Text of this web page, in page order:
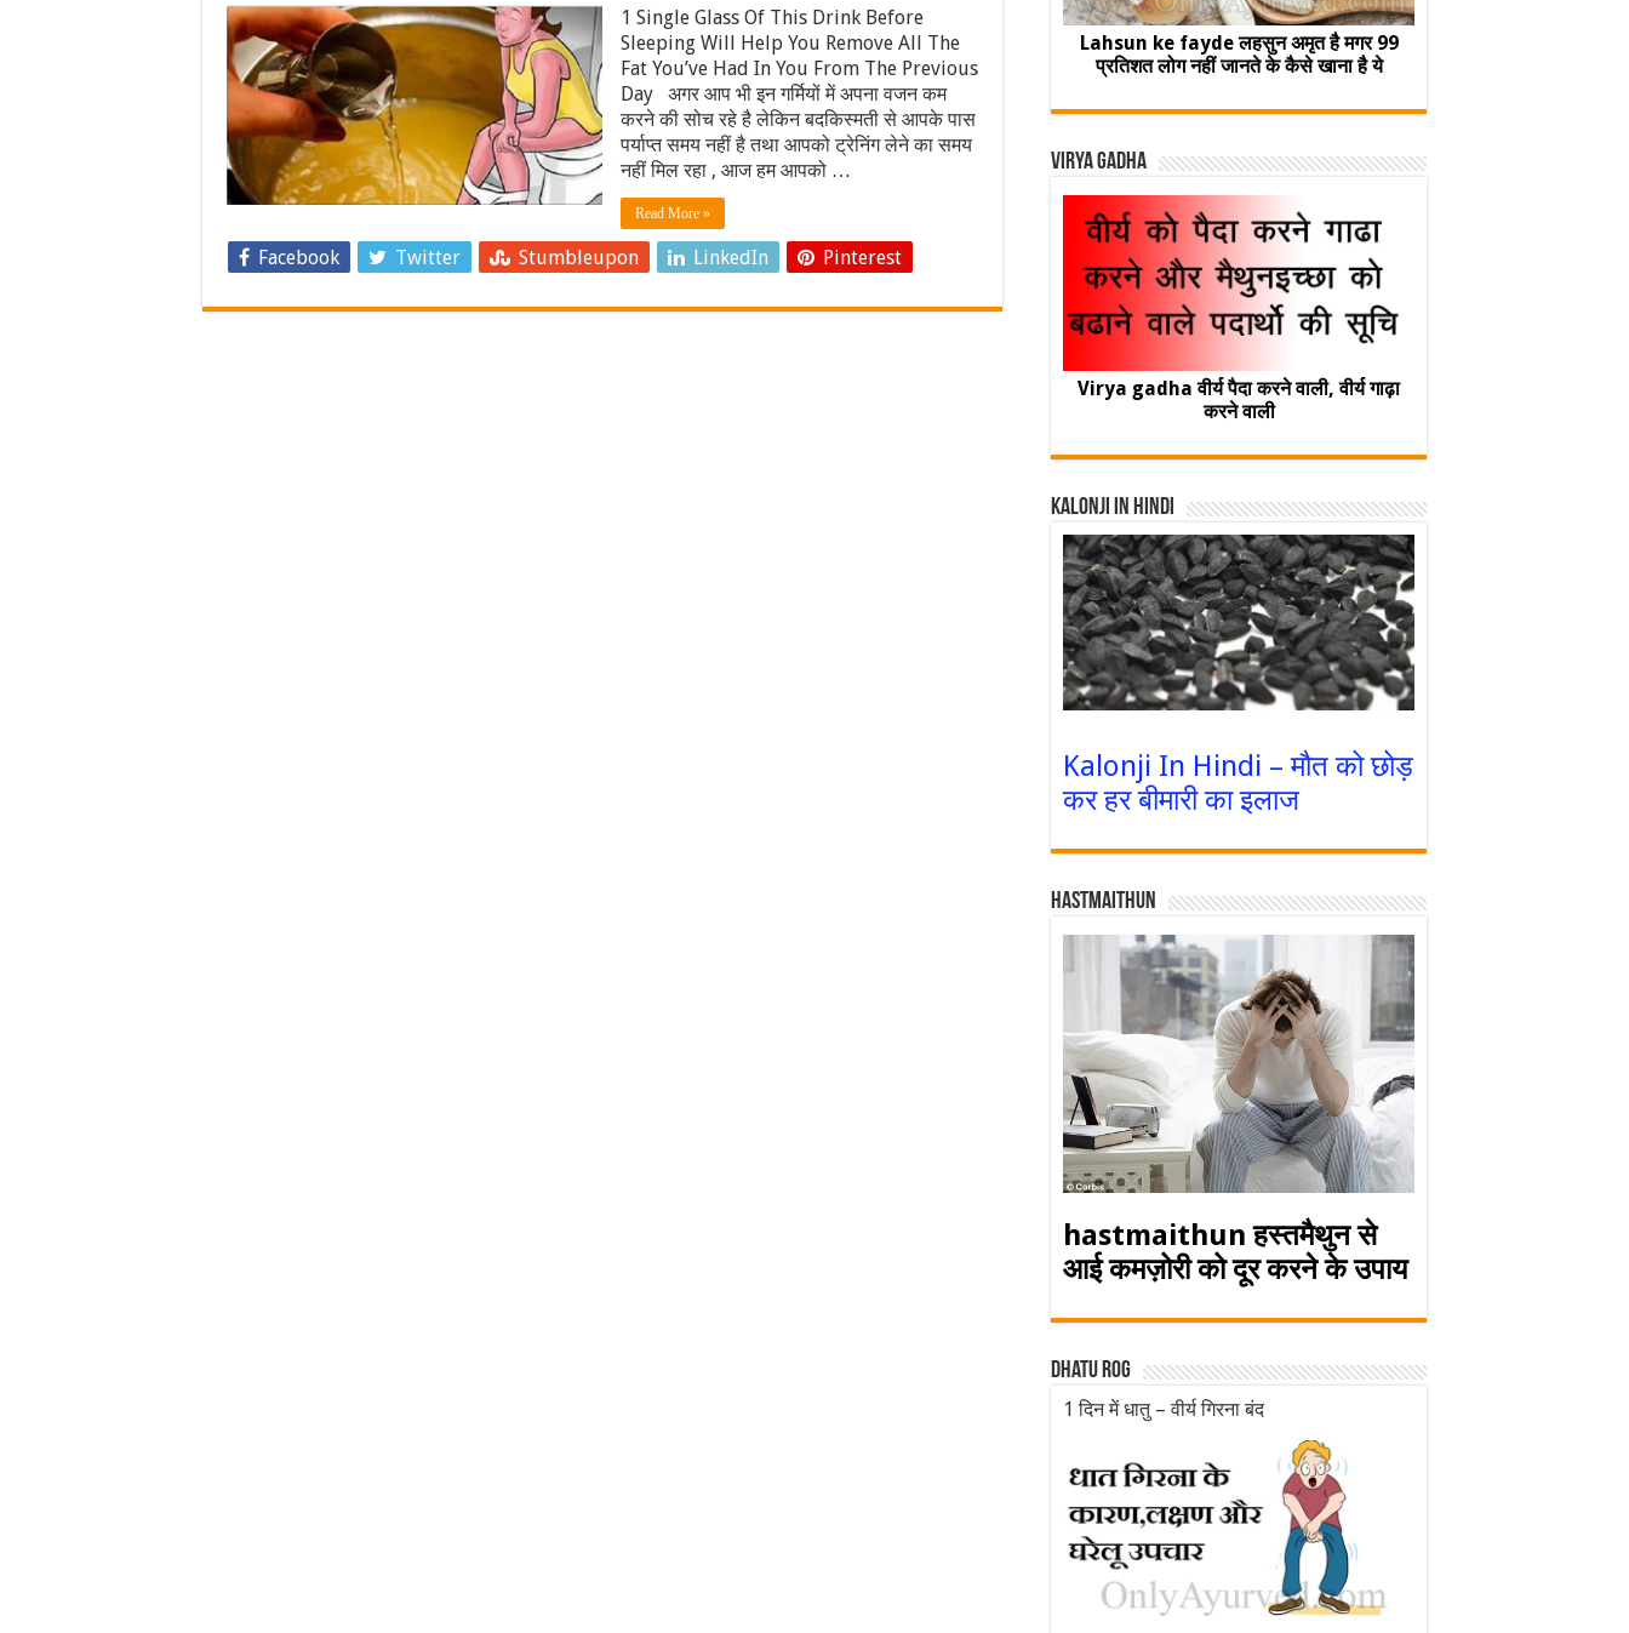
1 Single Glass Of This Drink Before
Sleeping Will Help You Remove All The
Fat You’ve Had In You From The Previous
Day अगर आप भी इन गर्मियों में अपना वजन कम
करने की सोच रहे है लेकिन बदकिस्मती से आपके पास
पर्याप्त समय नहीं है तथा आपको ट्रेनिंग लेने का समय
नहीं मिल रहा , आज हम आपको …
Read More »
Facebook Twitter Stumbleupon LinkedIn Pinterest
Lahsun ke fayde लहसुन अमृत है मगर 99
प्रतिशत लोग नहीं जानते के कैसे खाना है ये
Virya Gadha
Virya gadha वीर्य पैदा करने वाली, वीर्य गाढ़ा
करने वाली
Kalonji In Hindi
Kalonji In Hindi – मौत को छोड़
कर हर बीमारी का इलाज
Hastmaithun
hastmaithun हस्तमैथुन से
आई कमज़ोरी को दूर करने के उपाय
Dhatu rog
1 दिन में धातु – वीर्य गिरना बंद